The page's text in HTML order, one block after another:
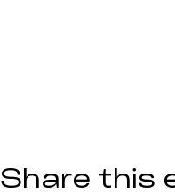
Share this